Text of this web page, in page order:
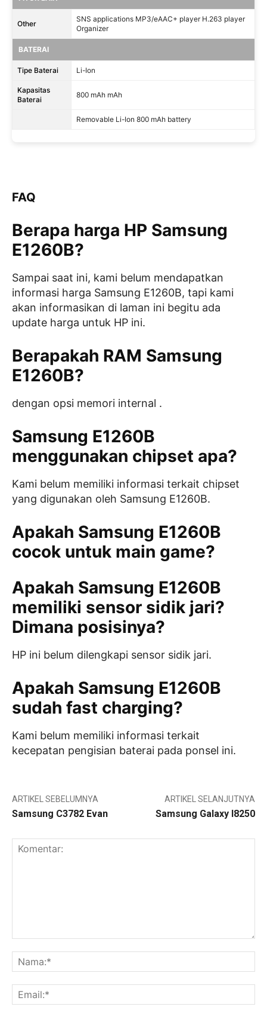
Other
SNS applications MP3/eAAC+ player H.263 player
Organizer
BATERAI
Tipe Baterai Li-Ion
Kapasitas
Baterai
800 mAh mAh
Removable Li-Ion 800 mAh battery
FAQ
Berapa harga HP Samsung
E1260B?
Sampai saat ini, kami belum mendapatkan
informasi harga Samsung E1260B, tapi kami
akan informasikan di laman ini begitu ada
update harga untuk HP ini.
Berapakah RAM Samsung
E1260B?
dengan opsi memori internal .
Samsung E1260B
menggunakan chipset apa?
Kami belum memiliki informasi terkait chipset
yang digunakan oleh Samsung E1260B.
Apakah Samsung E1260B
cocok untuk main game?
Apakah Samsung E1260B
memiliki sensor sidik jari?
Dimana posisinya?
HP ini belum dilengkapi sensor sidik jari.
Apakah Samsung E1260B
sudah fast charging?
Kami belum memiliki informasi terkait
kecepatan pengisian baterai pada ponsel ini.
ARTIKEL SEBELUMNYA
Samsung C3782 Evan
ARTIKEL SELANJUTNYA
Samsung Galaxy I8250